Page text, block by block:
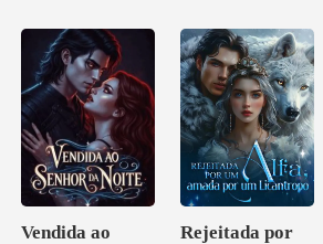
Vendida ao
Rejeitada por